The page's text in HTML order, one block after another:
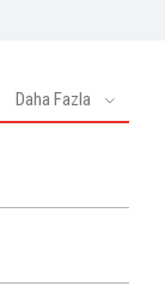
Daha Fazla